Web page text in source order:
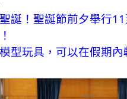
誕！聖誕節前夕舉行11
型玩具，可以在假期